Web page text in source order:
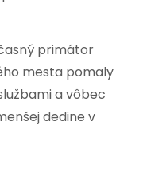
primátor
mesta pomaly
a vôbec
dedine v